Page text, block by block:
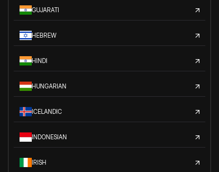
GUJARATI
HEBREW
HINDI
HUNGARIAN
ICELANDIC
INDONESIAN
IRISH